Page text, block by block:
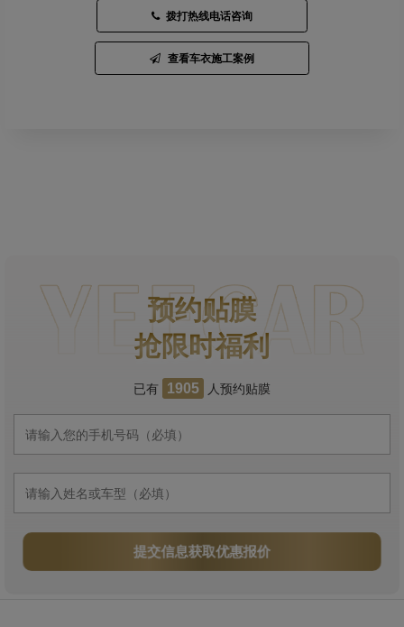
拨打热线电话咨询
查看车衣施工案例
预约贴膜
抢限时福利
已有 1905 人预约贴膜
提交信息获取优惠报价